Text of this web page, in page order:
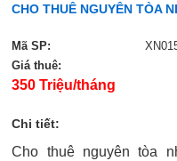
CHO THUÊ NGUYÊN TÒA
Mã SP:
Giá thuê:
350 Triệu/tháng
Chi tiết:
Cho thuê nguyên tòa